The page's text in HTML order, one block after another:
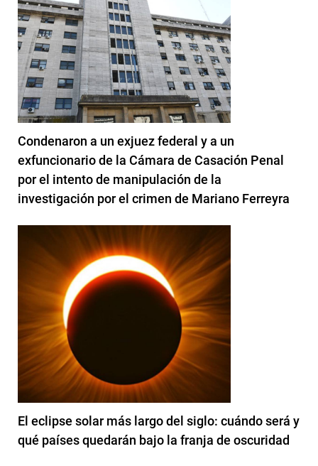
Condenaron a un exjuez federal y a un
exfuncionario de la Cámara de Casación Penal
por el intento de manipulación de la
investigación por el crimen de Mariano Ferreyra
El eclipse solar más largo del siglo: cuándo será y
qué países quedarán bajo la franja de oscuridad